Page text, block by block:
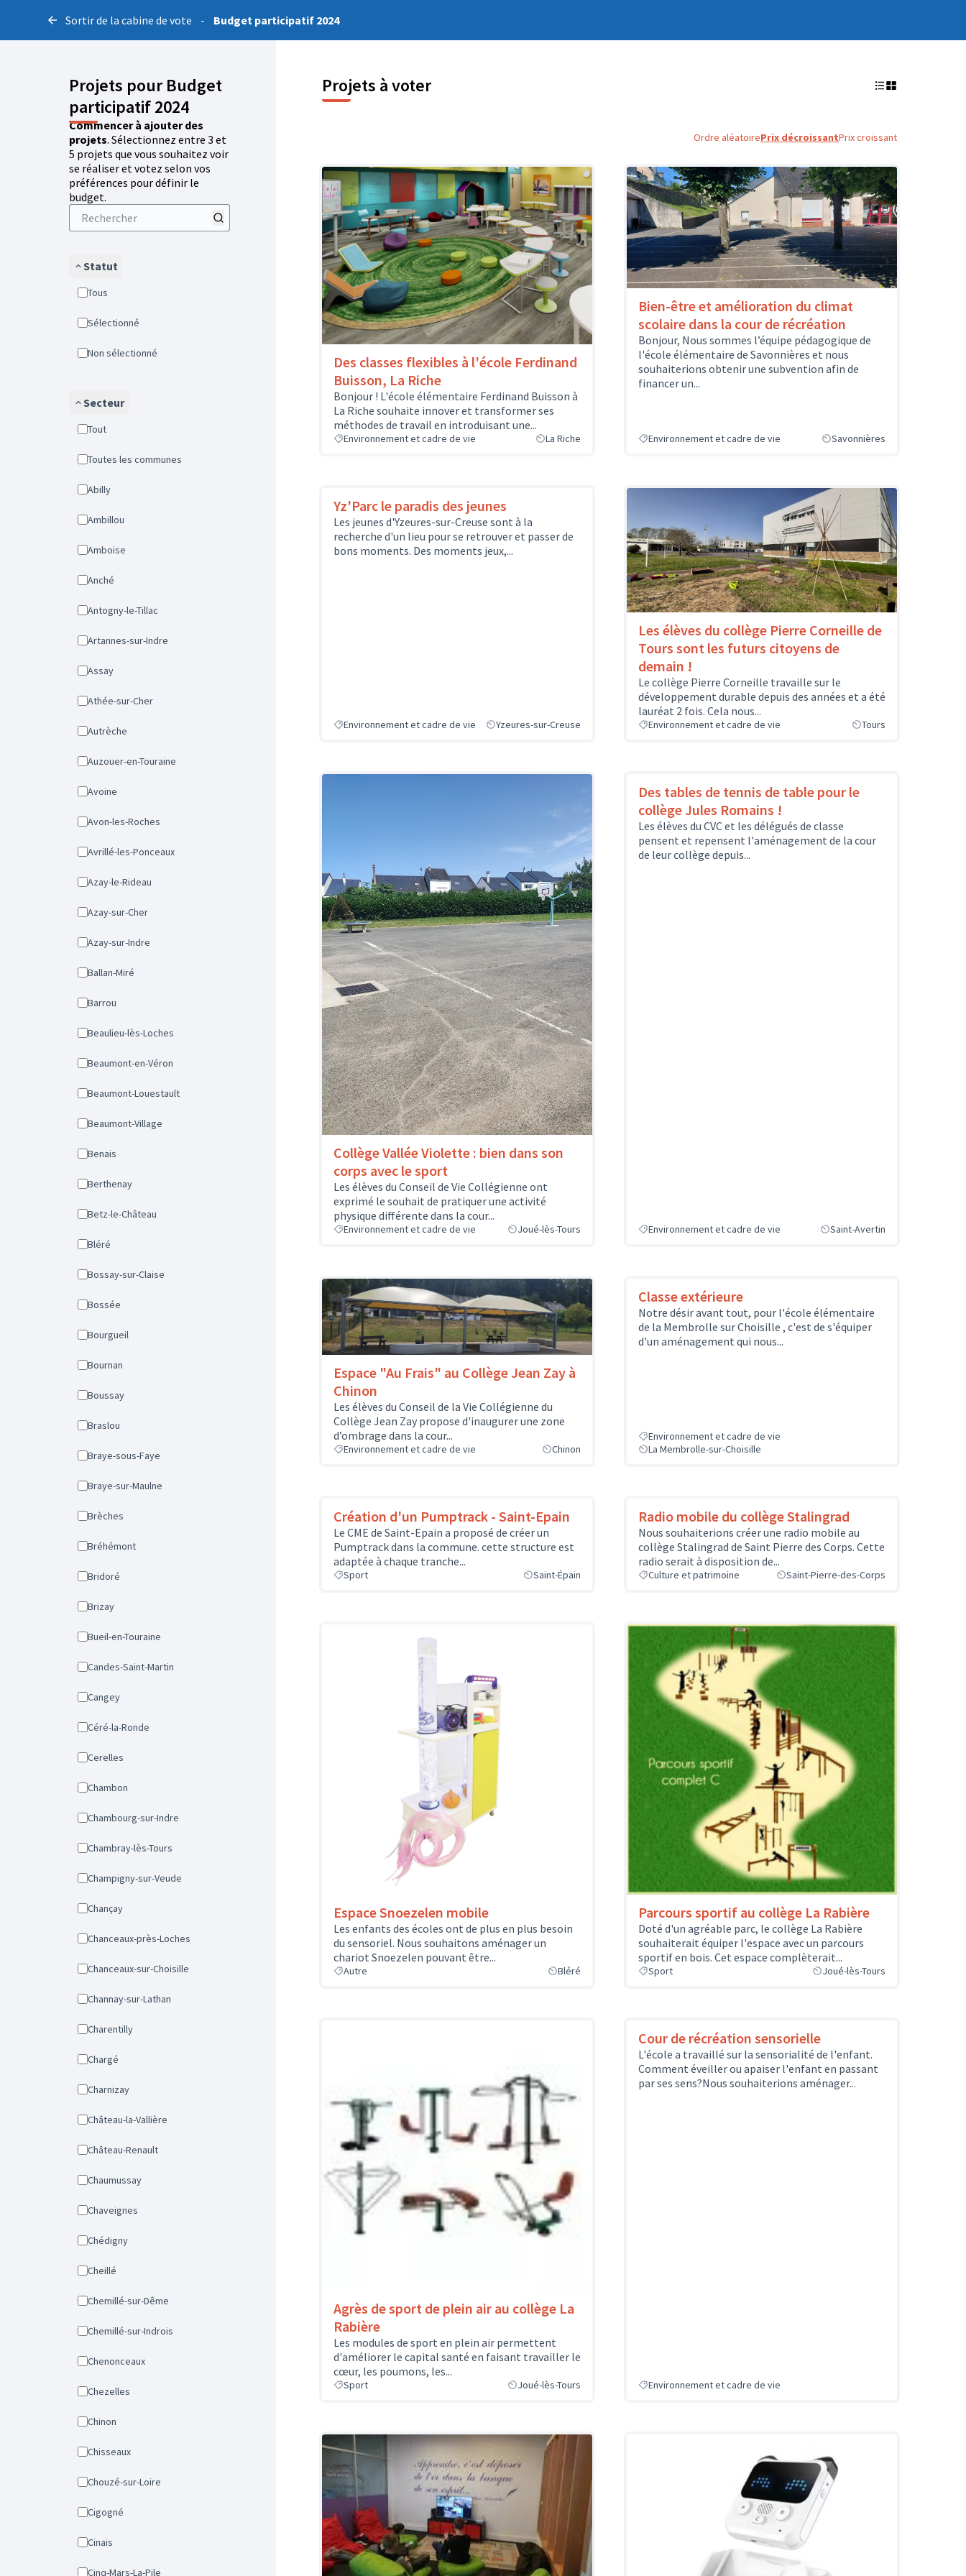
Sortir de la cabine de vote - Budget participatif 2024
Projets pour Budget
participatif 2024
Commencer à ajouter des
projets. Sélectionnez entre 3 et
5 projets que vous souhaitez voir
se réaliser et votez selon vos
préférences pour définir le
budget.
Statut
Tous
Sélectionné
Non sélectionné
Secteur
Tout
Toutes les communes
Abilly
Ambillou
Amboise
Anché
Antogny-le-Tillac
Artannes-sur-Indre
Assay
Athée-sur-Cher
Autrèche
Auzouer-en-Touraine
Avoine
Avon-les-Roches
Avrillé-les-Ponceaux
Azay-le-Rideau
Azay-sur-Cher
Azay-sur-Indre
Ballan-Miré
Barrou
Beaulieu-lès-Loches
Beaumont-en-Véron
Beaumont-Louestault
Beaumont-Village
Benais
Berthenay
Betz-le-Château
Bléré
Bossay-sur-Claise
Bossée
Bourgueil
Bournan
Boussay
Braslou
Braye-sous-Faye
Braye-sur-Maulne
Brèches
Bréhémont
Bridoré
Brizay
Bueil-en-Touraine
Candes-Saint-Martin
Cangey
Céré-la-Ronde
Cerelles
Chambon
Chambourg-sur-Indre
Chambray-lès-Tours
Champigny-sur-Veude
Chançay
Chanceaux-près-Loches
Chanceaux-sur-Choisille
Channay-sur-Lathan
Charentilly
Chargé
Charnizay
Château-la-Vallière
Château-Renault
Chaumussay
Chaveignes
Chédigny
Cheillé
Chemillé-sur-Dême
Chemillé-sur-Indrois
Chenonceaux
Chezelles
Chinon
Chisseaux
Chouzé-sur-Loire
Cigogné
Cinais
Cinq-Mars-La-Pile
Projets à voter
Ordre aléatoirePrix décroissantPrix croissant
Des classes flexibles à l'école Ferdinand
Buisson, La Riche
Bonjour ! L'école élémentaire Ferdinand Buisson à
La Riche souhaite innover et transformer ses
méthodes de travail en introduisant une...
Environnement et cadre de vie La Riche
Bien-être et amélioration du climat
scolaire dans la cour de récréation
Bonjour, Nous sommes l’équipe pédagogique de
l'école élémentaire de Savonnières et nous
souhaiterions obtenir une subvention afin de
financer un...
Environnement et cadre de vie Savonnières
Yz'Parc le paradis des jeunes
Les jeunes d'Yzeures-sur-Creuse sont à la
recherche d'un lieu pour se retrouver et passer de
bons moments. Des moments jeux,...
Environnement et cadre de vie Yzeures-sur-Creuse
Les élèves du collège Pierre Corneille de
Tours sont les futurs citoyens de
demain !
Le collège Pierre Corneille travaille sur le
développement durable depuis des années et a été
lauréat 2 fois. Cela nous...
Environnement et cadre de vie Tours
Collège Vallée Violette : bien dans son
corps avec le sport
Les élèves du Conseil de Vie Collégienne ont
exprimé le souhait de pratiquer une activité
physique différente dans la cour...
Environnement et cadre de vie Joué-lès-Tours
Des tables de tennis de table pour le
collège Jules Romains !
Les élèves du CVC et les délégués de classe
pensent et repensent l'aménagement de la cour
de leur collège depuis...
Environnement et cadre de vie Saint-Avertin
Espace "Au Frais" au Collège Jean Zay à
Chinon
Les élèves du Conseil de la Vie Collégienne du
Collège Jean Zay propose d'inaugurer une zone
d’ombrage dans la cour...
Environnement et cadre de vie Chinon
Classe extérieure
Notre désir avant tout, pour l'école élémentaire
de la Membrolle sur Choisille , c'est de s'équiper
d'un aménagement qui nous...
Environnement et cadre de vie
La Membrolle-sur-Choisille
Création d'un Pumptrack - Saint-Epain
Le CME de Saint-Epain a proposé de créer un
Pumptrack dans la commune. cette structure est
adaptée à chaque tranche...
Sport Saint-Épain
Radio mobile du collège Stalingrad
Nous souhaiterions créer une radio mobile au
collège Stalingrad de Saint Pierre des Corps. Cette
radio serait à disposition de...
Culture et patrimoine Saint-Pierre-des-Corps
Espace Snoezelen mobile
Les enfants des écoles ont de plus en plus besoin
du sensoriel. Nous souhaitons aménager un
chariot Snoezelen pouvant être...
Autre Bléré
Parcours sportif au collège La Rabière
Doté d'un agréable parc, le collège La Rabière
souhaiterait équiper l'espace avec un parcours
sportif en bois. Cet espace complèterait...
Sport Joué-lès-Tours
Agrès de sport de plein air au collège La
Rabière
Les modules de sport en plein air permettent
d'améliorer le capital santé en faisant travailler le
cœur, les poumons, les...
Sport Joué-lès-Tours
Cour de récréation sensorielle
L'école a travaillé sur la sensorialité de l'enfant.
Comment éveiller ou apaiser l'enfant en passant
par ses sens?Nous souhaiterions aménager...
Environnement et cadre de vie